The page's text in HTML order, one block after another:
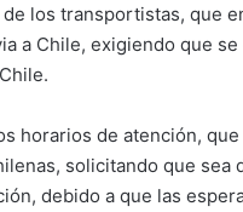
los transportistas, que
a Chile, exigiendo que
horarios de atención,
solicitando que sea
debido a que las